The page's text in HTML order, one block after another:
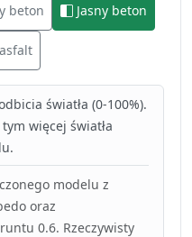
beton Jasny beton
światła (0-100%).
więcej światła
modelu z
oraz
0.6. Rzeczywisty